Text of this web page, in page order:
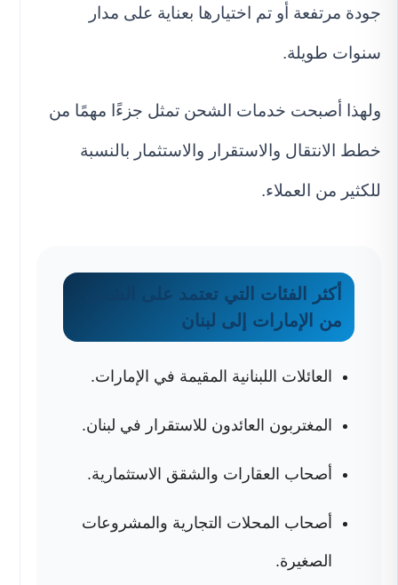
جودة مرتفعة أو تم اختيارها بعناية على مدار
سنوات طويلة.
ولهذا أصبحت خدمات الشحن تمثل جزءًا مهمًا من
خطط الانتقال والاستقرار والاستثمار بالنسبة
للكثير من العملاء.
أكثر الفئات التي تعتمد على الشحن
من الإمارات إلى لبنان
العائلات اللبنانية المقيمة في الإمارات.
المغتربون العائدون للاستقرار في لبنان.
أصحاب العقارات والشقق الاستثمارية.
أصحاب المحلات التجارية والمشروعات
الصغيرة.